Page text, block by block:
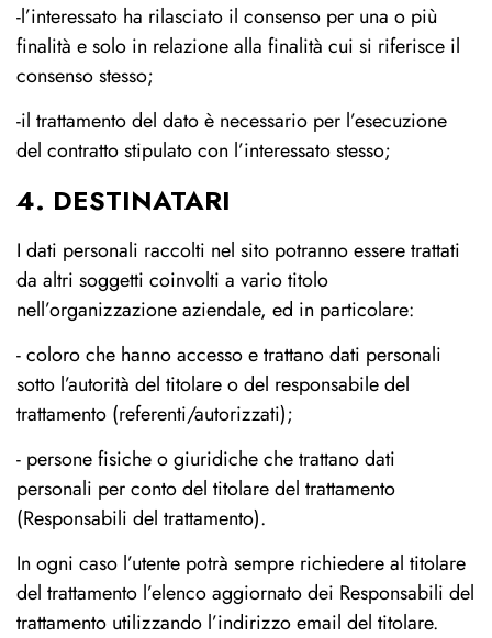
-l’interessato ha rilasciato il consenso per una o più
finalità e solo in relazione alla finalità cui si riferisce il
consenso stesso;
-il trattamento del dato è necessario per l’esecuzione
del contratto stipulato con l’interessato stesso;
4. DESTINATARI
I dati personali raccolti nel sito potranno essere trattati
da altri soggetti coinvolti a vario titolo
nell’organizzazione aziendale, ed in particolare:
- coloro che hanno accesso e trattano dati personali
sotto l’autorità del titolare o del responsabile del
trattamento (referenti/autorizzati);
- persone fisiche o giuridiche che trattano dati
personali per conto del titolare del trattamento
(Responsabili del trattamento).
In ogni caso l’utente potrà sempre richiedere al titolare
del trattamento l’elenco aggiornato dei Responsabili del
trattamento utilizzando l’indirizzo email del titolare.